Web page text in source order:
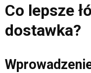
Co lepsze
dostawka?